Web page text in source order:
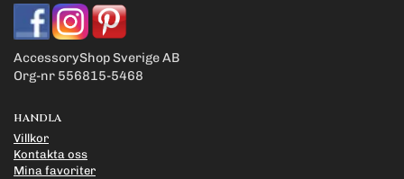
AccessoryShop Sverige AB
Org-nr 556815-5468
HANDLA
Villkor
Kontakta oss
Mina favoriter